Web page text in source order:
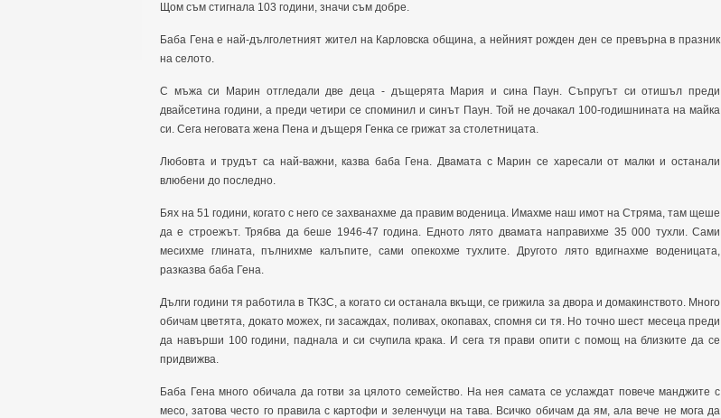
Щом съм стигнала 103 години, значи съм добре.
Баба Гена е най-дълголетният жител на Карловска община, а нейният рожден ден се превърна в празник
на селото.
С мъжа си Марин отгледали две деца - дъщерята Мария и сина Паун. Съпругът си отишъл преди
двайсетина години, а преди четири се споминил и синът Паун. Той не дочакал 100-годишнината на майка
си. Сега неговата жена Пена и дъщеря Генка се грижат за столетницата.
Любовта и трудът са най-важни, казва баба Гена. Двамата с Марин се харесали от малки и останали
влюбени до последно.
Бях на 51 години, когато с него се захванахме да правим воденица. Имахме наш имот на Стряма, там щеше
да е строежът. Трябва да беше 1946-47 година. Едното лято двамата направихме 35 000 тухли. Сами
месихме глината, пълнихме калъпите, сами опекохме тухлите. Другото лято вдигнахме воденицата,
разказва баба Гена.
Дълги години тя работила в ТКЗС, а когато си останала вкъщи, се грижила за двора и домакинството. Много
обичам цветята, докато можех, ги засаждах, поливах, окопавах, спомня си тя. Но точно шест месеца преди
да навърши 100 години, паднала и си счупила крака. И сега тя прави опити с помощ на близките да се
придвижва.
Баба Гена много обичала да готви за цялото семейство. На нея самата се услаждат повече манджите с
месо, затова често го правила с картофи и зеленчуци на тава. Всичко обичам да ям, ала вече не мога да